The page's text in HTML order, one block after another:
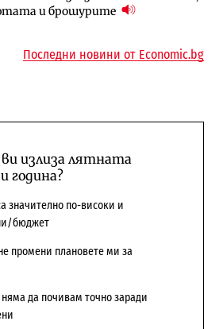
и брошурите
Последни новини от Economic.bg
излиза лятната
година?
значително по-високи и
бюджет
промени плановете ми за
няма да почивам точно заради